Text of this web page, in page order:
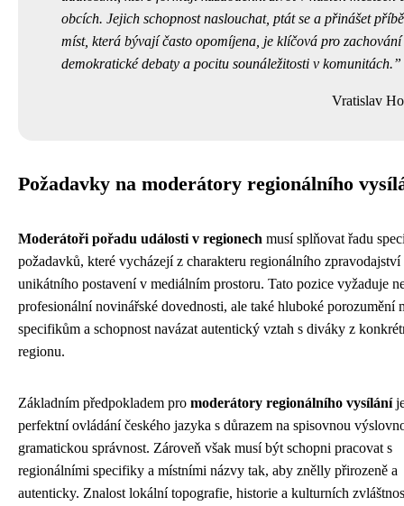
obcích. Jejich schopnost naslouchat, ptát se a přinášet
míst, která bývají často opomíjena, je klíčová pro zachování
demokratické debaty a pocitu sounáležitosti v komunitách.
Vratislav
Požadavky na moderátory regionálního
Moderátoři pořadu události v regionech musí splňovat řadu
požadavků, které vycházejí z charakteru regionálního zpravodajství
unikátního postavení v mediálním prostoru. Tato pozice vyžaduje
profesionální novinářské dovednosti, ale také hluboké porozumění
specifikům a schopnost navázat autentický vztah s diváky z
regionu.
Základním předpokladem pro moderátory regionálního vysílání
perfektní ovládání českého jazyka s důrazem na spisovnou
gramatickou správnost. Zároveň však musí být schopni pracovat s
regionálními specifiky a místními názvy tak, aby znělly přirozeně a
autenticky. Znalost lokální topografie, historie a kulturních